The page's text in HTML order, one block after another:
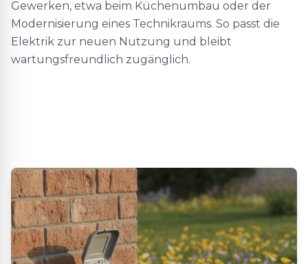
Gewerken, etwa beim Küchenumbau oder der
Modernisierung eines Technikraums. So passt die
Elektrik zur neuen Nutzung und bleibt
wartungsfreundlich zugänglich.